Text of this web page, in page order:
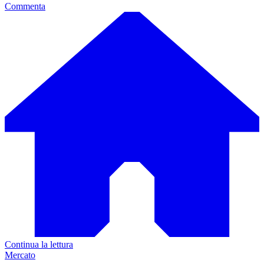
Commenta
Continua la lettura
Mercato